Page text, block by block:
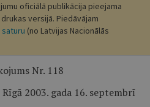
oficiālā publikācija pieejama
versijā. Piedāvājam
(no Latvijas Nacionālās
Nr. 118
Rīgā 2003. gada 16. septembrī